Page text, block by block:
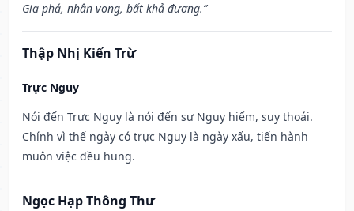
Gia phá, nhân vong, bất khả đương.”
Thập Nhị Kiến Trừ
Trực Nguy
Nói đến Trực Nguy là nói đến sự Nguy hiểm, suy thoái.
Chính vì thế ngày có trực Nguy là ngày xấu, tiến hành
muôn việc đều hung.
Ngọc Hạp Thông Thư